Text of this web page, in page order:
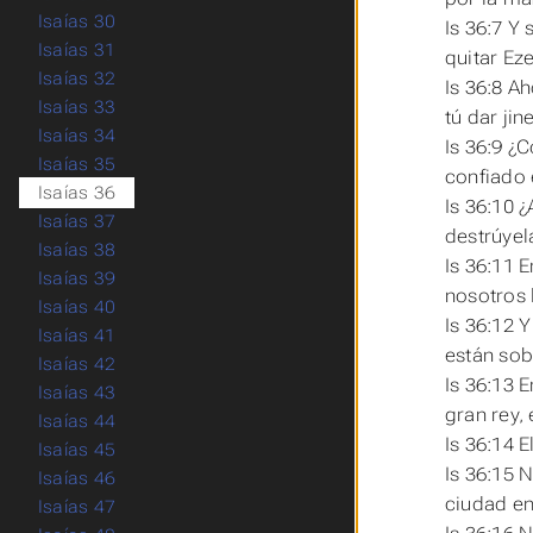
Is 36:7 Y
quitar
Is 36:8
tú dar
Is 36:9
confiado
Is 36:10
Is 36:11
nosotros
Is 36:12
están
Is 36:13
gran rey,
Is 36:14
Is 36:15
ciudad
Isaías 30
Isaías 31
Isaías 32
Isaías 33
Isaías 34
Isaías 35
Isaías 36
Isaías 37
Isaías 38
Isaías 39
Isaías 40
Isaías 41
Isaías 42
Isaías 43
Isaías 44
Isaías 45
Isaías 46
Isaías 47